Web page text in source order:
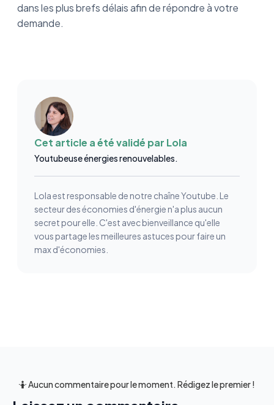
dans les plus brefs délais afin de répondre à votre
demande.
Cet article a été validé par Lola
Youtubeuse énergies renouvelables.
Lola est responsable de notre chaîne Youtube. Le
secteur des économies d'énergie n'a plus aucun
secret pour elle. C'est avec bienveillance qu'elle
vous partage les meilleures astuces pour faire un
max d'économies.
🤷 Aucun commentaire pour le moment. Rédigez le premier !